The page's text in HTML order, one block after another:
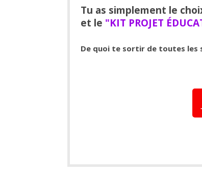
Tu as simplement le
et le "KIT PROJET
De quoi te sortir de toutes les